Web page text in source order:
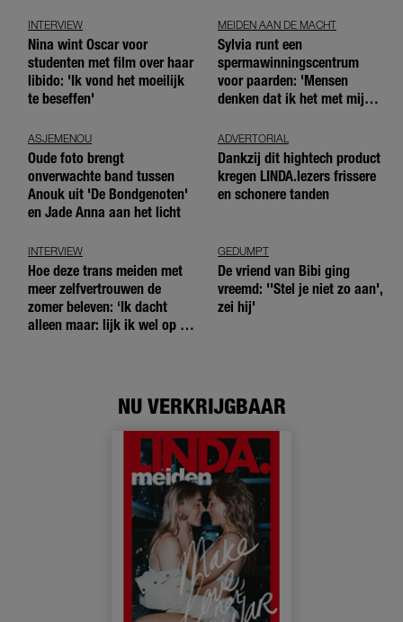
INTERVIEW
Nina wint Oscar voor
studenten met film over haar
libido: 'Ik vond het moeilijk
te beseffen'
MEIDEN AAN DE MACHT
Sylvia runt een
spermawinningscentrum
voor paarden: 'Mensen
denken dat ik het met mijn
ASJEMENOU
Oude foto brengt
onverwachte band tussen
Anouk uit 'De Bondgenoten'
en Jade Anna aan het licht
ADVERTORIAL
Dankzij dit hightech product
kregen LINDA.lezers frissere
en schonere tanden
INTERVIEW
Hoe deze trans meiden met
meer zelfvertrouwen de
zomer beleven: ‘Ik dacht
alleen maar: lijk ik wel op de
GEDUMPT
De vriend van Bibi ging
vreemd: ''Stel je niet zo aan',
zei hij'
NU VERKRIJGBAAR